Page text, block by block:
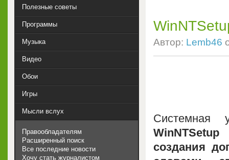
Автор: Lemb46
Системная
WinNTSetup
создания
Полезные советы
Программы
Музыка
Видео
Обои
Игры
Мысли вслух
Правообладателям
Расширенный поиск
Все последние новости
Хочу стать журналистом